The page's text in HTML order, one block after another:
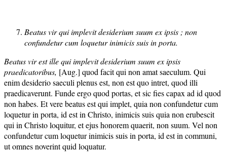
Beatus vir qui implevit desiderium suum ex ipsis ; non
confundetur cum loquetur inimicis suis in porta.
Beatus vir est ille qui implevit desiderium suum ex ipsis
praedicatoribus, [Aug.] quod facit qui non amat saeculum. Qui
enim desiderio saeculi plenus est, non est quo intret, quod illi
praedicaverunt. Funde ergo quod portas, et sic fies capax ad id quod
non habes. Et vere beatus est qui implet, quia non confundetur cum
loquetur in porta, id est in Christo, inimicis suis quia non erubescit
qui in Christo loquitur, et ejus honorem quaerit, non suum. Vel non
confundetur cum loquetur inimicis suis in porta, id est in communi,
ut omnes noverint quid loquatur.